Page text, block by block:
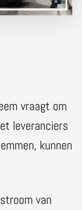
vraagt om
leveranciers
kunnen
van